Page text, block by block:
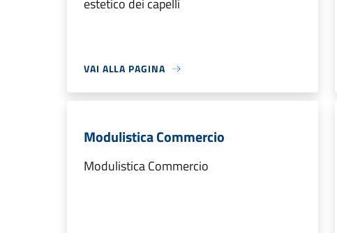
estetico dei capelli
VAI ALLA PAGINA
Modulistica Commercio
Modulistica Commercio